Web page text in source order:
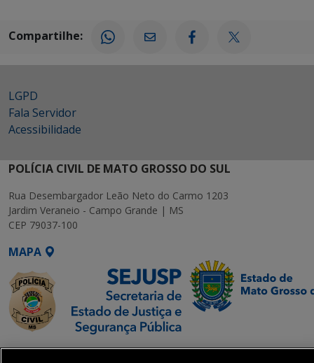
Compartilhe:
LGPD
Fala Servidor
Acessibilidade
POLÍCIA CIVIL DE MATO GROSSO DO SUL
Rua Desembargador Leão Neto do Carmo 1203
Jardim Veraneio - Campo Grande | MS
CEP 79037-100
MAPA
SETDIG | Secretaria-